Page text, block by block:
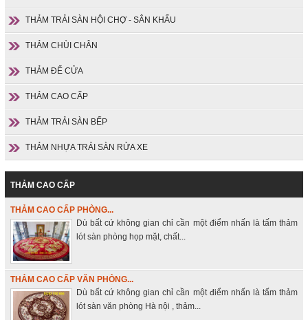
THẢM TRẢI SÀN HỘI CHỢ - SÂN KHẤU
THẢM CHÙI CHÂN
THẢM ĐỂ CỬA
THẢM CAO CẤP
THẢM TRẢI SÀN BẾP
THẢM NHỰA TRẢI SÀN RỬA XE
THẢM CAO CẤP
THẢM CAO CẤP PHÒNG...
Dù bất cứ không gian chỉ cần một điểm nhấn là tấm thảm
lót sàn phòng họp mặt, chất...
THẢM CAO CẤP VĂN PHÒNG...
Dù bất cứ không gian chỉ cần một điểm nhấn là tấm thảm
lót sàn văn phòng Hà nội , thảm...